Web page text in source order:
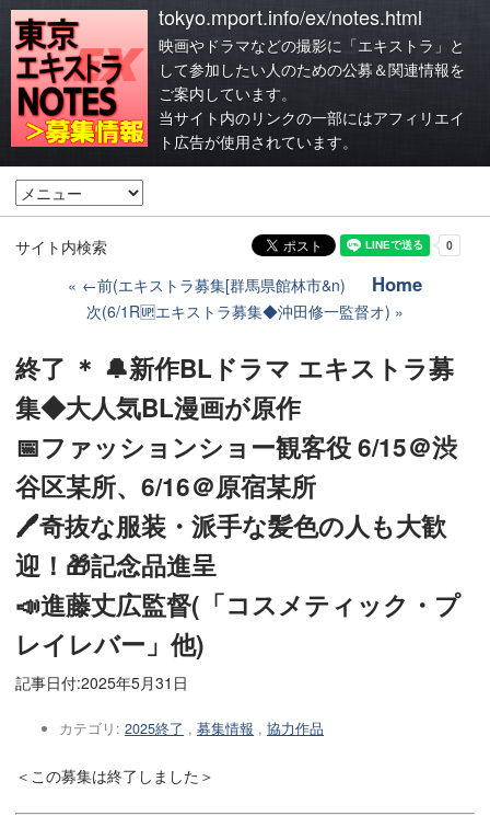
tokyo.mport.info/ex/notes.html
映画やドラマなどの撮影に「エキストラ」と
して参加したい人のための公募＆関連情報を
ご案内しています。
当サイト内のリンクの一部にはアフィリエイ
ト広告が使用されています。
サイト内検索
←前(エキストラ募集[群馬県館林市&n)
Home
次(6/1R🆙エキストラ募集◆沖田修一監督オ)
終了 ＊ 🔔新作BLドラマ エキストラ募
集◆大人気BL漫画が原作
📅ファッションショー観客役 6/15＠渋
谷区某所、6/16＠原宿某所
🖊奇抜な服装・派手な髪色の人も大歓
迎！🎁記念品進呈
📣進藤丈広監督(「コスメティック・プ
レイレバー」他)
記事日付:2025年5月31日
カテゴリ: 2025終了 , 募集情報 , 協力作品
＜この募集は終了しました＞